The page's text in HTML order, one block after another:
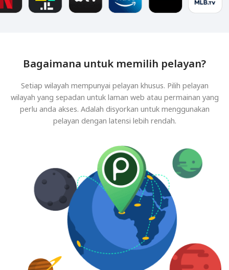
Bagaimana untuk memilih pelayan?
Setiap wilayah mempunyai pelayan khusus. Pilih pelayan
wilayah yang sepadan untuk laman web atau permainan yang
perlu anda akses. Adalah disyorkan untuk menggunakan
pelayan dengan latensi lebih rendah.